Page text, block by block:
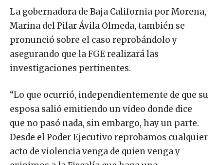
La gobernadora de Baja California por Morena,
Marina del Pilar Ávila Olmeda, también se
pronunció sobre el caso reprobándolo y
asegurando que la FGE realizará las
investigaciones pertinentes.
“Lo que ocurrió, independientemente de que su
esposa salió emitiendo un video donde dice
que no pasó nada, sin embargo, hay un parte.
Desde el Poder Ejecutivo reprobamos cualquier
acto de violencia venga de quien venga y